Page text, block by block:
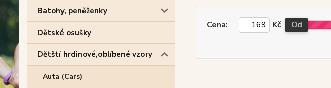
Batohy, peněženky
Dětské osušky
Dětští hrdinové,oblíbené vzory
Auta (Cars)
Cena: Kč Od